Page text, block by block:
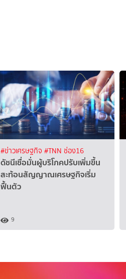
#ข่าวเศรษฐกิจ #TNN ช่อง16
ดัชนีเชื่อมั่นผู้บริโภคปรับเพิ่มขึ้น
สะท้อนสัญญาณเศรษฐกิจเริ่ม
ฟื้นตัว
9